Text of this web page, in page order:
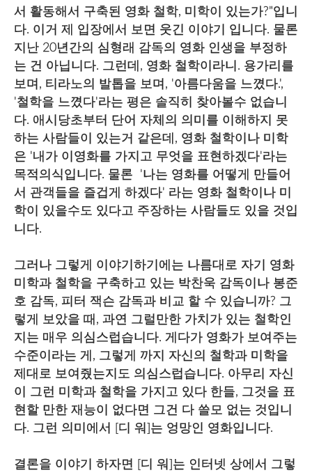
서 활동해서 구축된 영화 철학, 미학이 있는가?"입니
다. 이거 제 입장에서 보면 웃긴 이야기 입니다. 물론
지난 20년간의 심형래 감독의 영화 인생을 부정하
는 건 아닙니다. 그런데, 영화 철학이라니. 용가리를
보며, 티라노의 발톱을 보며, '아름다움을 느꼈다.',
'철학을 느꼈다'라는 평은 솔직히 찾아볼수 없습니
다. 애시당초부터 단어 자체의 의미를 이해하지 못
하는 사람들이 있는거 같은데, 영화 철학이나 미학
은 '내가 이영화를 가지고 무엇을 표현하겠다'라는
목적의식입니다. 물론 '나는 영화를 어떻게 만들어
서 관객들을 즐겁게 하겠다' 라는 영화 철학이나 미
학이 있을수도 있다고 주장하는 사람들도 있을 것입
니다.
그러나 그렇게 이야기하기에는 나름대로 자기 영화
미학과 철학을 구축하고 있는 박찬욱 감독이나 봉준
호 감독, 피터 잭슨 감독과 비교 할 수 있습니까? 그
렇게 보았을 때, 과연 그럴만한 가치가 있는 철학인
지는 매우 의심스럽습니다. 게다가 영화가 보여주는
수준이라는 게, 그렇게 까지 자신의 철학과 미학을
제대로 보여줬는지도 의심스럽습니다. 아무리 자신
이 그런 미학과 철학을 가지고 있다 한들, 그것을 표
현할 만한 재능이 없다면 그건 다 쓸모 없는 것입니
다. 그런 의미에서 [디 워]는 엉망인 영화입니다.
결론을 이야기 하자면 [디 워]는 인터넷 상에서 그렇